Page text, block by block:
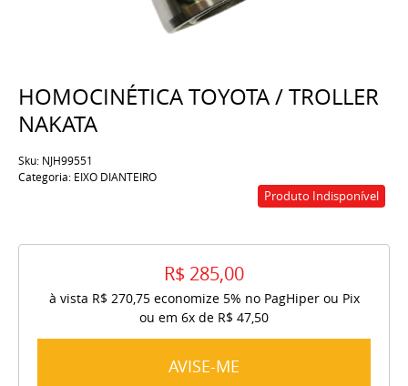
HOMOCINÉTICA TOYOTA / TROLLER
NAKATA
Sku: NJH99551
Categoria: EIXO DIANTEIRO
Produto Indisponível
R$ 285,00
à vista R$ 270,75economize 5% no PagHiper ou Pix
ou em 6x de R$ 47,50
AVISE-ME